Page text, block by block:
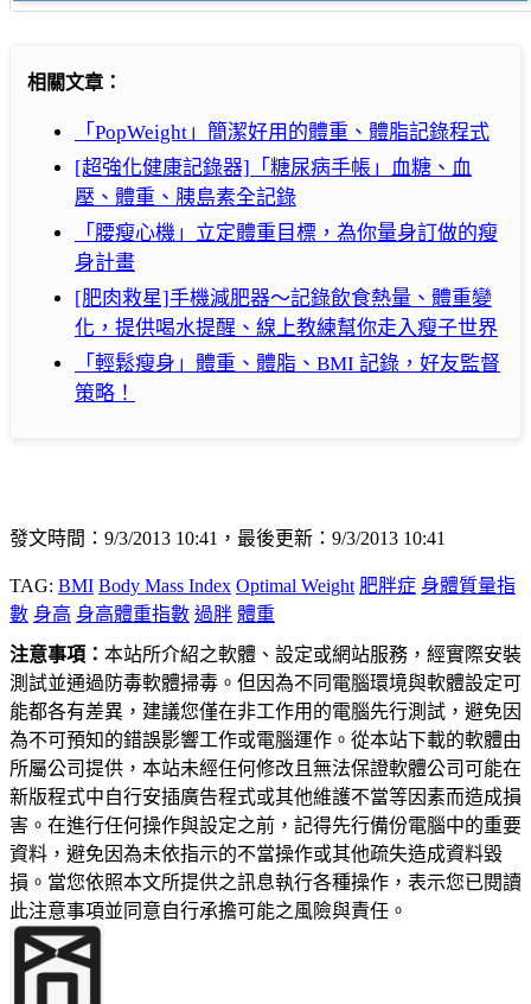
相關文章：
「PopWeight」簡潔好用的體重、體脂記錄程式
[超強化健康記錄器]「糖尿病手帳」血糖、血
壓、體重、胰島素全記錄
「腰瘦心機」立定體重目標，為你量身訂做的瘦
身計畫
[肥肉救星]手機減肥器～記錄飲食熱量、體重變
化，提供喝水提醒、線上教練幫你走入瘦子世界
「輕鬆瘦身」體重、體脂、BMI 記錄，好友監督
策略！
發文時間：9/3/2013 10:41，最後更新：9/3/2013 10:41
TAG: BMI Body Mass Index Optimal Weight 肥胖症 身體質量指
數 身高 身高體重指數 過胖 體重
注意事項： 本站所介紹之軟體、設定或網站服務，經實際安裝
測試並通過防毒軟體掃毒。但因為不同電腦環境與軟體設定可
能都各有差異，建議您僅在非工作用的電腦先行測試，避免因
為不可預知的錯誤影響工作或電腦運作。從本站下載的軟體由
所屬公司提供，本站未經任何修改且無法保證軟體公司可能在
新版程式中自行安插廣告程式或其他維護不當等因素而造成損
害。在進行任何操作與設定之前，記得先行備份電腦中的重要
資料，避免因為未依指示的不當操作或其他疏失造成資料毀
損。當您依照本文所提供之訊息執行各種操作，表示您已閱讀
此注意事項並同意自行承擔可能之風險與責任。